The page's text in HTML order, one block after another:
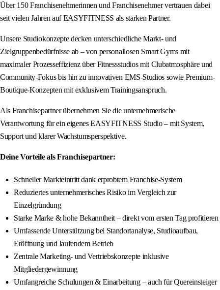
Über 150 Franchisenehmerinnen und Franchisenehmer vertrauen dabei
seit vielen Jahren auf EASYFITNESS als starken Partner.
Unsere Studiokonzepte decken unterschiedliche Markt- und
Zielgruppenbedürfnisse ab – von personallosen Smart Gyms mit
maximaler Prozesseffizienz über Fitnessstudios mit Clubatmosphäre und
Community-Fokus bis hin zu innovativen EMS-Studios sowie Premium-
Boutique-Konzepten mit exklusivem Trainingsanspruch.
Als Franchisepartner übernehmen Sie die unternehmerische
Verantwortung für ein eigenes EASYFITNESS Studio – mit System,
Support und klarer Wachstumsperspektive.
Deine Vorteile als Franchisepartner:
Schneller Markteintritt dank erprobtem Franchise-System
Reduziertes unternehmerisches Risiko im Vergleich zur
Einzelgründung
Starke Marke & hohe Bekanntheit – direkt vom ersten Tag profitieren
Umfassende Unterstützung bei Standortanalyse, Studioaufbau,
Eröffnung und laufendem Betrieb
Zentrale Marketing- und Vertriebskonzepte inklusive
Mitgliedergewinnung
Umfangreiche Schulungen & Einarbeitung – auch für Quereinsteiger